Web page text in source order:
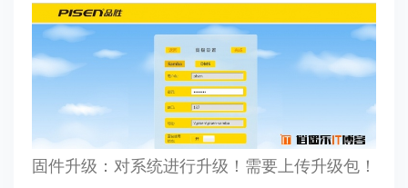
固件升级：对系统进行升级！需要上传升级包！